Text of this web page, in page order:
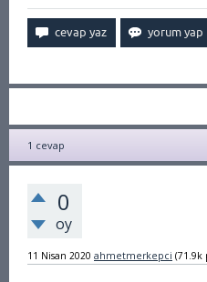
1 cevap
0
oy
11 Nisan 2020 ahmetmerkepci (71.9k